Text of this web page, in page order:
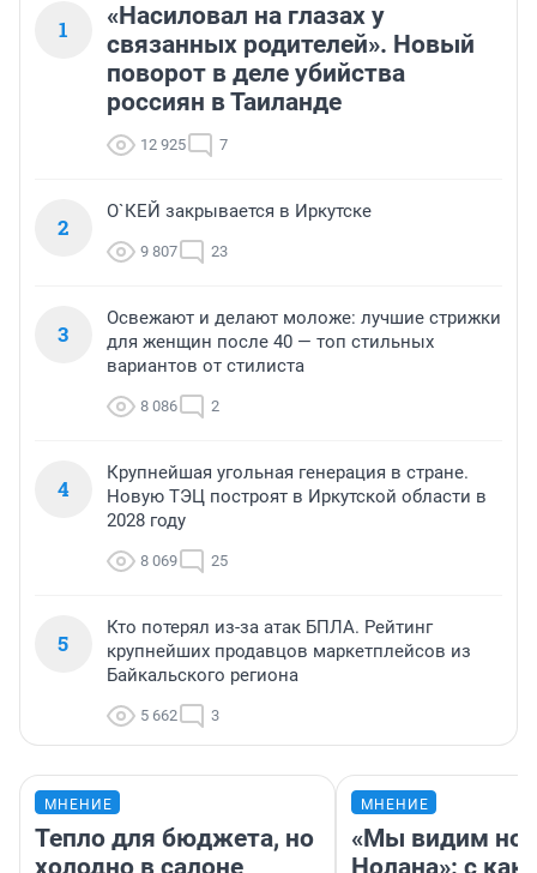
1
«Насиловал на глазах у
связанных родителей». Новый
поворот в деле убийства
россиян в Таиланде
12 925 7
2
О`КЕЙ закрывается в Иркутске
9 807 23
3
Освежают и делают моложе: лучшие стрижки
для женщин после 40 — топ стильных
вариантов от стилиста
8 086 2
4
Крупнейшая угольная генерация в стране.
Новую ТЭЦ построят в Иркутской области в
2028 году
8 069 25
5
Кто потерял из-за атак БПЛА. Рейтинг
крупнейших продавцов маркетплейсов из
Байкальского региона
5 662 3
МНЕНИЕ
Тепло для бюджета, но
холодно в салоне
МНЕНИЕ
«Мы видим
Нолана»: с